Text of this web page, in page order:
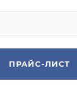
ПРАЙС-ЛИСТ